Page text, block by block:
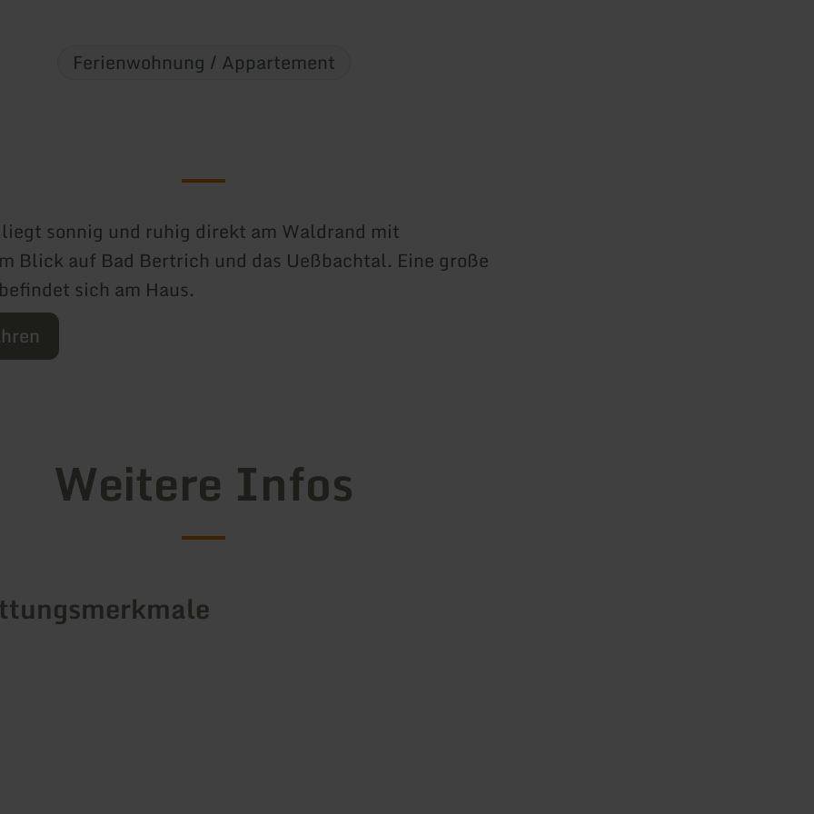
Ferienwohnung / Appartement
liegt sonnig und ruhig direkt am Waldrand mit
Blick auf Bad Bertrich und das Ueßbachtal. Eine große
sich am Haus.
Weitere Infos